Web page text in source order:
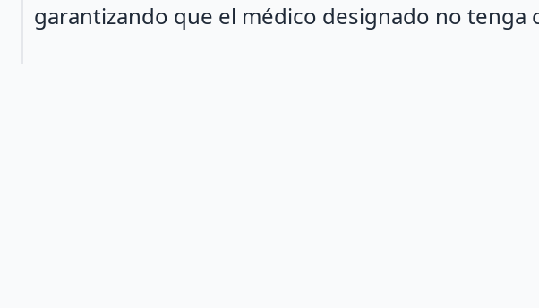
garantizando que el médico designado no tenga